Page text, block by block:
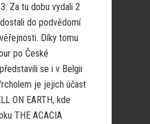
Za tu dobu vydali 2
do podvědomí
Díky tomu
po České
se i v Belgii
je jejich účast
ON EARTH, kde
THE ACACIA